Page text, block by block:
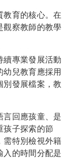
教育的核心。在
觀察教師的教學
續專業發展活動
幼兒教育應採用
別發展檔案，教
言回應孩童、是
孩子探索的節
需特別檢視外籍
入的時間分配是